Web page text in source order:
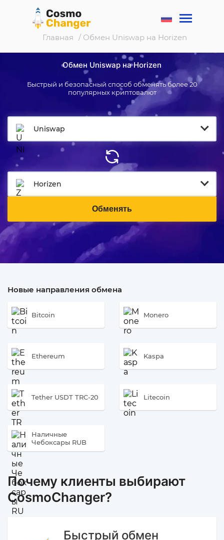
Главная / Обмен Uniswap на Horizen
Обмен Uniswap на Horizen
Быстрый и безопасный способ обменять более 20
популярных криптовалют
Uniswap
Horizen
Обменять
Новые направления обмена
Bitcoin Monero
Ethereum Kaspa
Tether USDT TRC-20 Litecoin
Наличные
Чебоксары RUB
Почему клиенты выбирают
CosmoChanger?
Быстрый обмен